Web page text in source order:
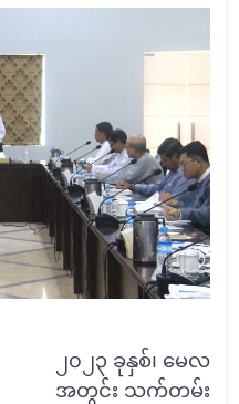
၂၀၂၃ ခုနှစ်၊ မေလ
အတွင်း သက်တမ်း